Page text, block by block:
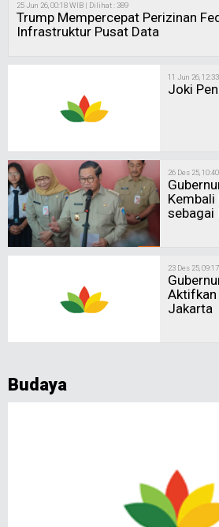
25 Jun 26, 00:18 WIB | Dilihat : 389
Trump Mempercepat Perizinan
Infrastruktur Pusat Data
11 Jun 26,
Joki
26 Des 25,
sebagai
23 Des 25,
Aktifkan
Jakarta
Budaya